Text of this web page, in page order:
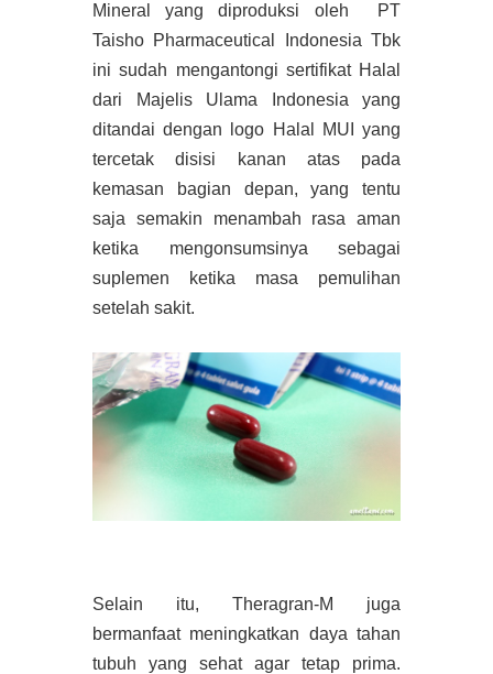
Mineral yang diproduksi oleh PT
Taisho Pharmaceutical Indonesia Tbk
ini sudah mengantongi sertifikat Halal
dari Majelis Ulama Indonesia yang
ditandai dengan logo Halal MUI yang
tercetak disisi kanan atas pada
kemasan bagian depan, yang tentu
saja semakin menambah rasa aman
ketika mengonsumsinya sebagai
suplemen ketika masa pemulihan
setelah sakit.
Selain itu, Theragran-M juga
bermanfaat meningkatkan daya tahan
tubuh yang sehat agar tetap prima.